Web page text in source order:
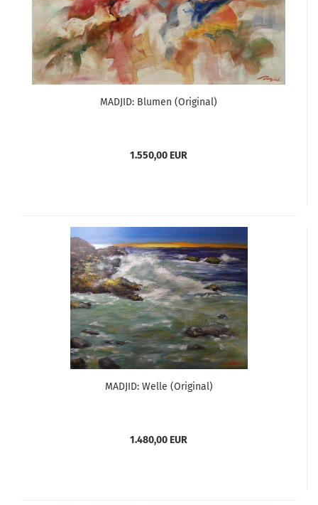
MADJID: Blumen (Original)
1.550,00 EUR
MADJID: Welle (Original)
1.480,00 EUR